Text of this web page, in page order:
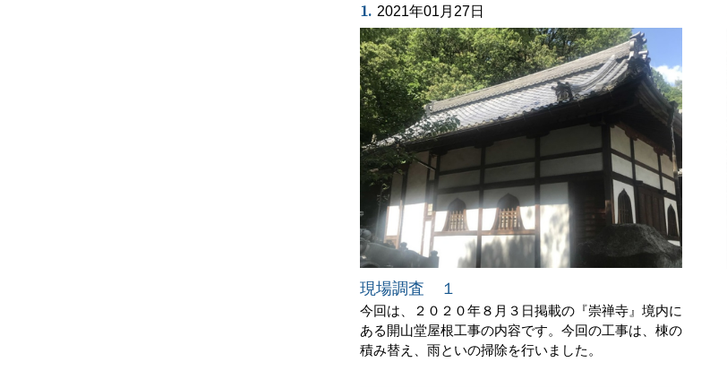
1. 2021年01月27日
現場調査 １
今回は、２０２０年８月３日掲載の『崇禅寺』境内に
ある開山堂屋根工事の内容です。今回の工事は、棟の
積み替え、雨といの掃除を行いました。